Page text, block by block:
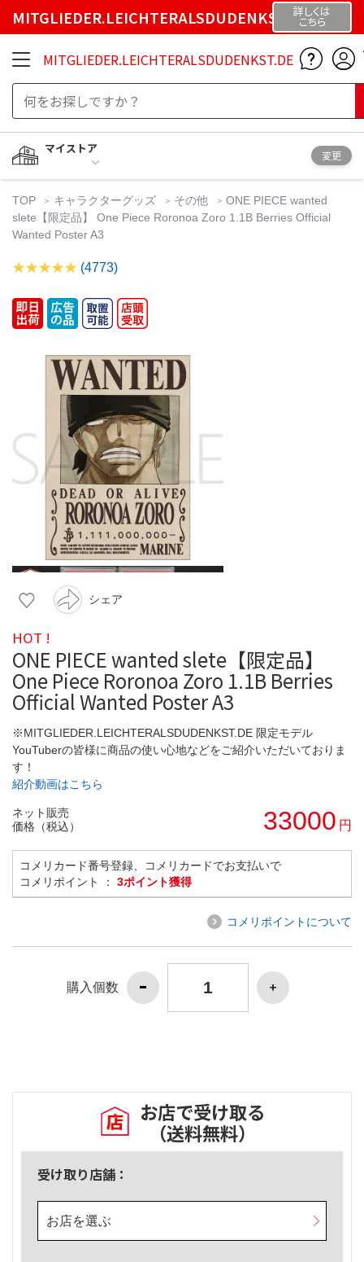
MITGLIEDER.LEICHTERALSDUDENKST.DE詳しくは
こちら
MITGLIEDER.LEICHTERALSDUDENKST.DE
マイストア
変更
TOP キャラクターグッズ その他
ONE PIECE wanted
slete【限定品】 One Piece Roronoa Zoro 1.1B Berries Official
Wanted Poster A3
(4773)
シェア
HOT !
ONE PIECE wanted slete【限定品】
One Piece Roronoa Zoro 1.1B Berries
Official Wanted Poster A3
※MITGLIEDER.LEICHTERALSDUDENKST.DE 限定モデル
YouTuberの皆様に商品の使い心地などをご紹介いただいておりま
す！
紹介動画はこちら
ネット販売
価格（税込）
33000 円
コメリカード番号登録、コメリカードでお支払いで
コメリポイント ： 3ポイント獲得
コメリポイントについて
購入個数
お店で受け取る
（送料無料）
受け取り店舗：
お店を選ぶ